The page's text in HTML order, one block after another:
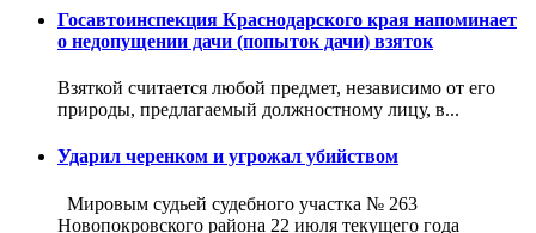
Госавтоинспекция Краснодарского края напоминает
о недопущении дачи (попыток дачи) взяток
Взяткой считается любой предмет, независимо от его
природы, предлагаемый должностному лицу, в...
Ударил черенком и угрожал убийством
Мировым судьей судебного участка № 263
Новопокровского района 22 июля текущего года